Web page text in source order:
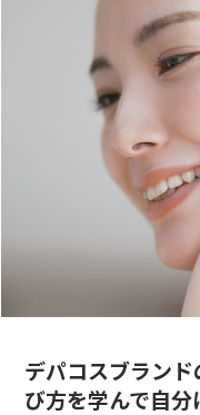
デパコスブラン
び方を学んで自